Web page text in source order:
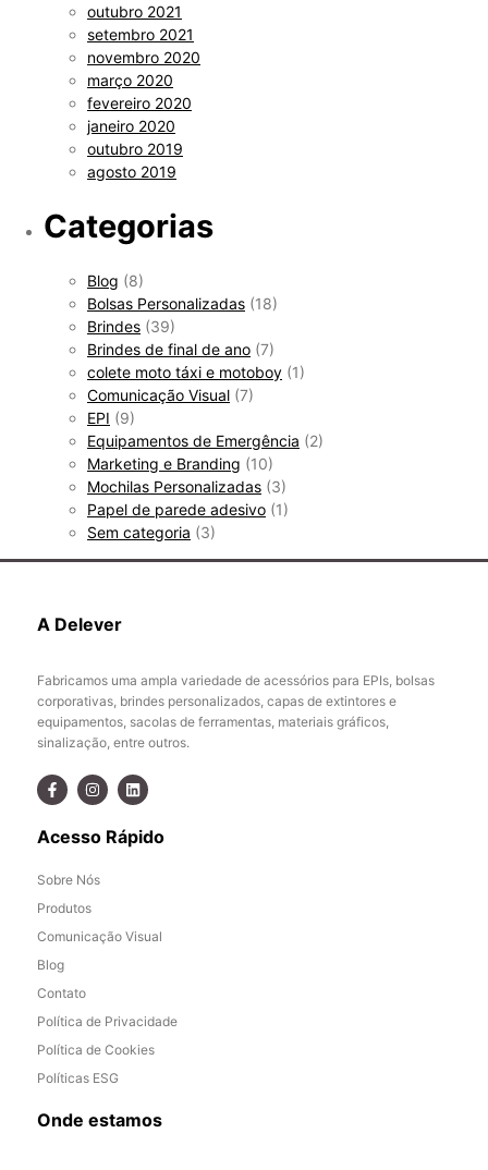
outubro 2021
setembro 2021
novembro 2020
março 2020
fevereiro 2020
janeiro 2020
outubro 2019
agosto 2019
Categorias
Blog (8)
Bolsas Personalizadas (18)
Brindes (39)
Brindes de final de ano (7)
colete moto táxi e motoboy (1)
Comunicação Visual (7)
EPI (9)
Equipamentos de Emergência (2)
Marketing e Branding (10)
Mochilas Personalizadas (3)
Papel de parede adesivo (1)
Sem categoria (3)
A Delever
Fabricamos uma ampla variedade de acessórios para EPIs, bolsas
corporativas, brindes personalizados, capas de extintores e
equipamentos, sacolas de ferramentas, materiais gráficos,
sinalização, entre outros.
Acesso Rápido
Sobre Nós
Produtos
Comunicação Visual
Blog
Contato
Política de Privacidade
Política de Cookies
Políticas ESG
Onde estamos